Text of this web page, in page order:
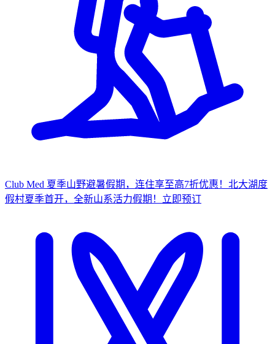
Club Med 夏季山野避暑假期，连住享至高7折优惠！ 北大湖度
假村夏季首开，全新山系活力假期！ 立 即预订